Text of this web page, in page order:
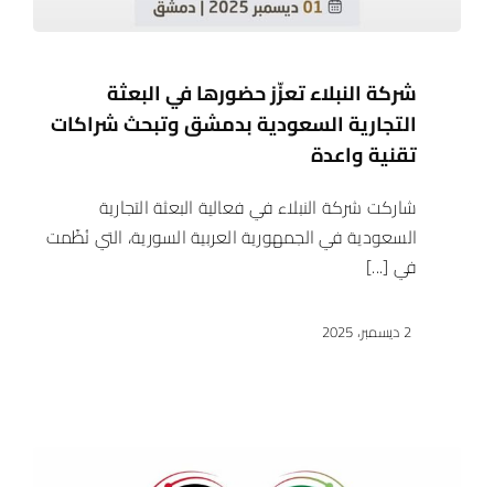
شركة النبلاء تعزّز حضورها في البعثة
التجارية السعودية بدمشق وتبحث شراكات
تقنية واعدة
شاركت شركة النبلاء في فعالية البعثة التجارية
السعودية في الجمهورية العربية السورية، التي نُظّمت
في [...]
2 ديسمبر، 2025